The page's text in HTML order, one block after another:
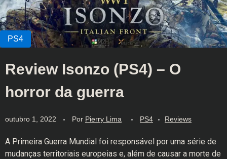
Review Isonzo (PS4) – O
horror da guerra
outubro 1, 2022 Por Pierry Lima PS4 Reviews
A Primeira Guerra Mundial foi responsável por uma série de
mudanças territoriais europeias e, além de causar a morte de